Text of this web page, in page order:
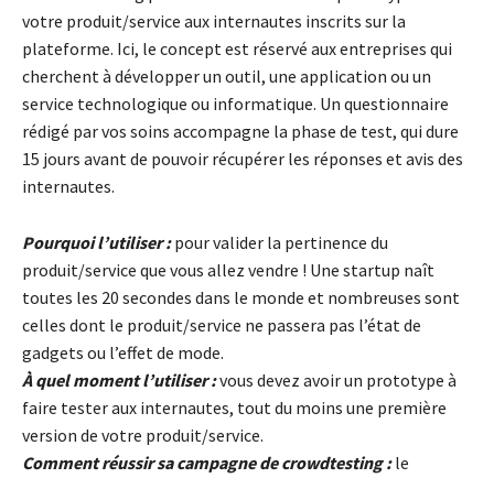
votre produit/service aux internautes inscrits sur la
plateforme. Ici, le concept est réservé aux entreprises qui
cherchent à développer un outil, une application ou un
service technologique ou informatique. Un questionnaire
rédigé par vos soins accompagne la phase de test, qui dure
15 jours avant de pouvoir récupérer les réponses et avis des
internautes.
Pourquoi l’utiliser :pour valider la pertinence du
produit/service que vous allez vendre ! Une startup naît
toutes les 20 secondes dans le monde et nombreuses sont
celles dont le produit/service ne passera pas l’état de
gadgets ou l’effet de mode.
À quel moment l’utiliser :vous devez avoir un prototype à
faire tester aux internautes, tout du moins une première
version de votre produit/service.
Comment réussir sa campagne de crowdtesting :le